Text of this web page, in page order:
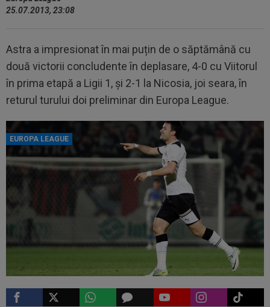
25.07.2013, 23:08
Astra a impresionat în mai puțin de o săptămână cu
două victorii concludente în deplasare, 4-0 cu Viitorul
în prima etapă a Ligii 1, și 2-1 la Nicosia, joi seara, în
returul turului doi preliminar din Europa League.
EUROPA LEAGUE